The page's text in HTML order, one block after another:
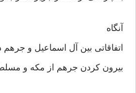
آنگاه
اتفاقاتی بین آل اسماعیل و
بیرون کردن جرهم از مکه و